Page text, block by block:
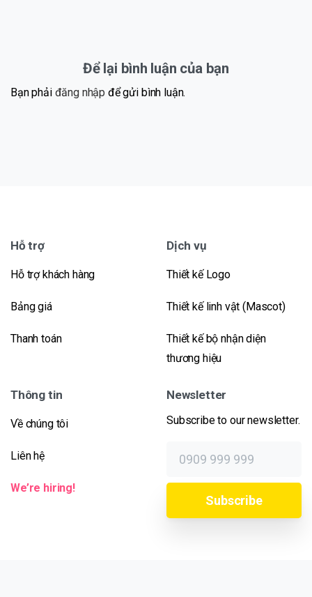
Để lại bình luận của bạn
Bạn phải đăng nhập để gửi bình luận.
Hỗ trợ
Hỗ trợ khách hàng
Bảng giá
Thanh toán
Dịch vụ
Thiết kế Logo
Thiết kế linh vật (Mascot)
Thiết kế bộ nhận diện
thương hiệu
Thông tin
Về chúng tôi
Liên hệ
We’re hiring!
Newsletter
Subscribe to our newsletter.